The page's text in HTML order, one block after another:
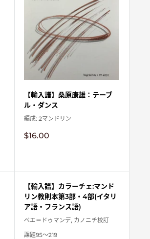
【輸入譜】桑原康雄：テーブ
ル・ダンス
編成: 2マンドリン
販
$16.00
【輸入譜】カラーチェ:マンド
リン教則本第3部・4部(イタリ
ア語・フランス語)
ベエ＝ドゥマンデ, カノニチ校訂
課題95～219